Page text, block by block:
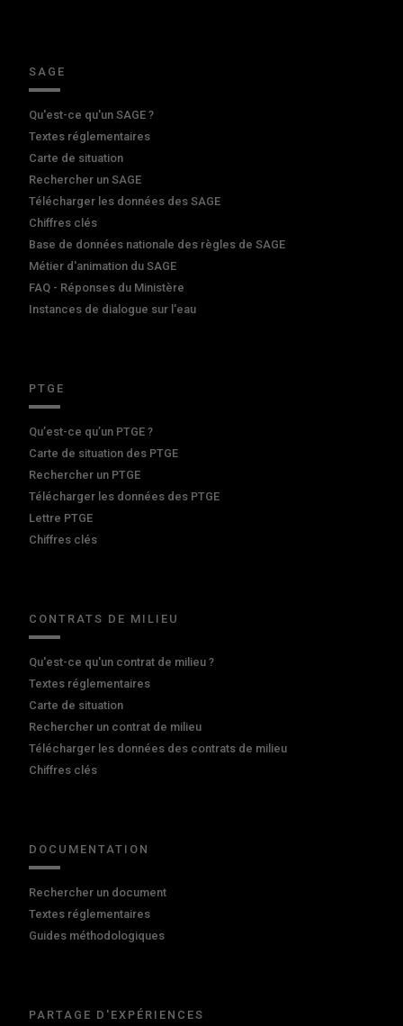
SAGE
Qu'est-ce qu'un SAGE ?
Textes réglementaires
Carte de situation
Rechercher un SAGE
Télécharger les données des SAGE
Chiffres clés
Base de données nationale des règles de SAGE
Métier d'animation du SAGE
FAQ - Réponses du Ministère
Instances de dialogue sur l'eau
PTGE
Qu’est-ce qu’un PTGE ?
Carte de situation des PTGE
Rechercher un PTGE
Télécharger les données des PTGE
Lettre PTGE
Chiffres clés
CONTRATS DE MILIEU
Qu'est-ce qu'un contrat de milieu ?
Textes réglementaires
Carte de situation
Rechercher un contrat de milieu
Télécharger les données des contrats de milieu
Chiffres clés
DOCUMENTATION
Rechercher un document
Textes réglementaires
Guides méthodologiques
PARTAGE D'EXPÉRIENCES